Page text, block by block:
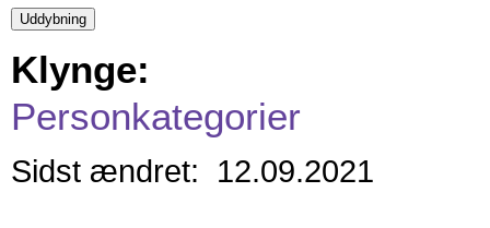
Klynge:
Personkategorier
Sidst ændret: 12.09.2021